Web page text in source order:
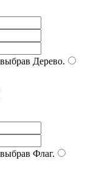
Дерево.
Флаг.